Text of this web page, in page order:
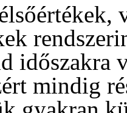
időszakra
mindig